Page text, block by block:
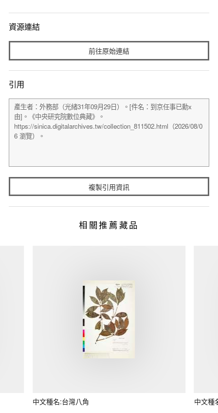
資源連結
前往原始連結
引用
複製引用資訊
相關推薦藏品
中文種名:台灣八角 中文種